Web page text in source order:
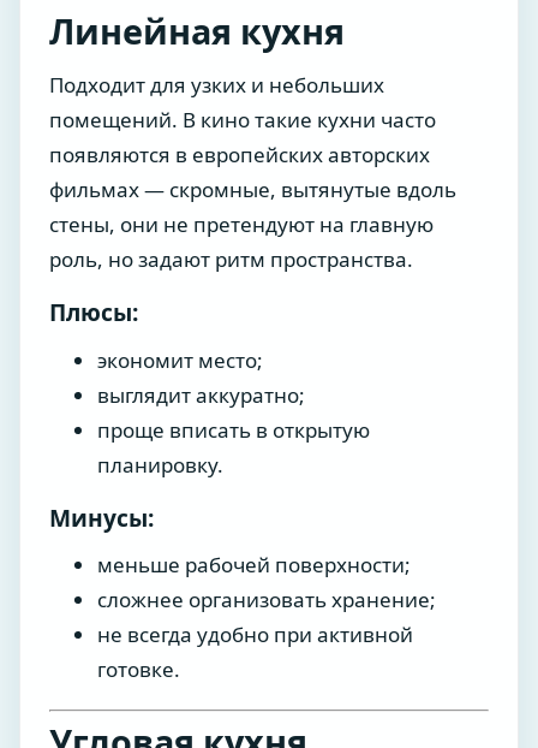
Линейная кухня
Подходит для узких и небольших
помещений. В кино такие кухни часто
появляются в европейских авторских
фильмах — скромные, вытянутые вдоль
стены, они не претендуют на главную
роль, но задают ритм пространства.
Плюсы:
экономит место;
выглядит аккуратно;
проще вписать в открытую
планировку.
Минусы:
меньше рабочей поверхности;
сложнее организовать хранение;
не всегда удобно при активной
готовке.